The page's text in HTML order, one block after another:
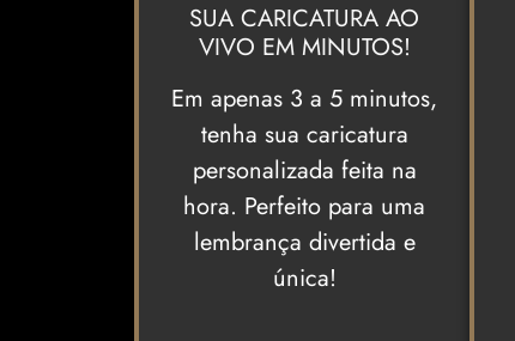
SUA CARICATURA AO
VIVO EM MINUTOS!
Em apenas 3 a 5 minutos,
tenha sua caricatura
personalizada feita na
hora. Perfeito para uma
lembrança divertida e
única!